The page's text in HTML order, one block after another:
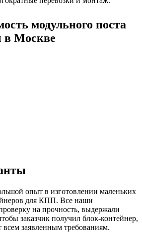
опыт в изготовлении маленьких
для КПП. Все наши
на прочность, выдержали
заказчик получил блок-контейнер,
всем заявленным требованиям.